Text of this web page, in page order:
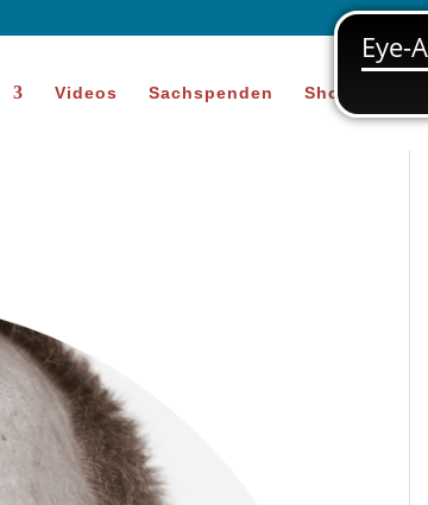
Videos Sachspenden Shop